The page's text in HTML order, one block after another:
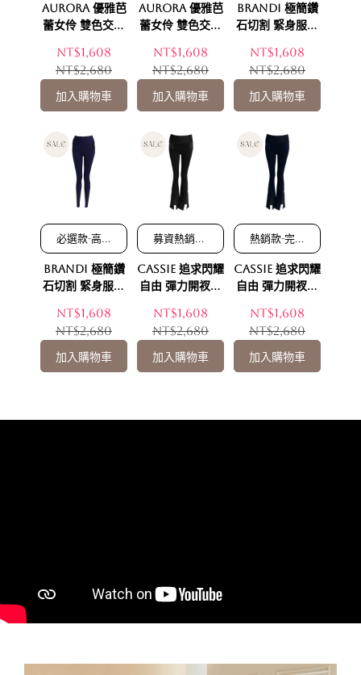
AATCC抗菌
等級 人體工
褲檔位置緊
繃感
Aurora 優雅芭
蕾女伶 雙色交叉
不夜紐約(黑粉款)
NT$1,608
NT$2,680
加入購物車
AATCC抗菌
等級 人體工
褲檔位置緊
繃感
Aurora 優雅芭
蕾女伶 雙色交叉
晨曦巴黎(粉黑款)
NT$1,608
NT$2,680
加入購物車
AATCC抗菌
等級 人體工
褲檔位置緊
繃感
Brandi 極簡鑽
石切割 緊身服貼
紐約(黑灰款)
NT$1,608
NT$2,680
加入購物車
必選款-高彈
舒適 美國
AATCC抗菌
等級 人體工
褲檔位置緊
繃感
Brandi 極簡鑽
石切割 緊身服貼
倫敦(藍黑款)
NT$1,608
NT$2,680
加入購物車
募資熱銷款-
完全修飾臀
腿線條 給您
視覺上絕佳
Cassie 追求閃耀
自由 彈力開衩靴
約(黑灰款)
NT$1,608
NT$2,680
加入購物車
熱銷款-完全
修飾臀腿線
條 給您視覺
上絕佳比例
Cassie 追求閃耀
自由 彈力開衩靴
敦(藍黑款)
NT$1,608
NT$2,680
加入購物車